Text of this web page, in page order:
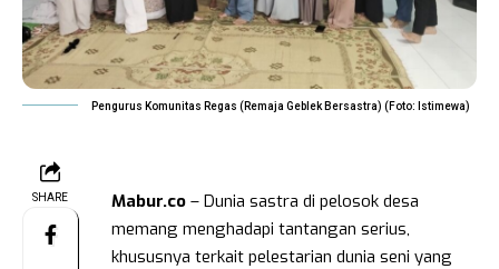
Pengurus Komunitas Regas (Remaja Geblek Bersastra) (Foto: Istimewa)
SHARE Mabur.co – Dunia sastra di pelosok desa
memang menghadapi tantangan serius,
khususnya terkait pelestarian dunia seni yang